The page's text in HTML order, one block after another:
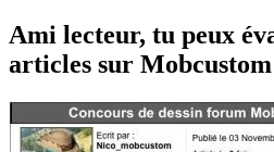
Ami lecteur, tu peux
articles sur Mobcustom